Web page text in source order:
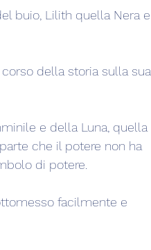
buio, Lilith quella Nera e
della storia sulla sua
e della Luna, quella
che il potere non ha
di potere.
facilmente e